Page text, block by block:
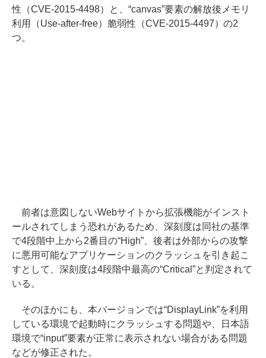
性（CVE-2015-4498）と、“canvas”要素の解放後メモリ
利用（Use-after-free）脆弱性（CVE-2015-4497）の2
つ。
前者は意図しないWebサイトから拡張機能がインスト
ールされてしまう恐れがあるため、深刻度は同社の基準
で4段階中上から2番目の“High”、後者は外部からの攻撃
に悪用可能なアプリケーションのクラッシュを引き起こ
すとして、深刻度は4段階中最高の“Critical”と判定されて
いる。
そのほかにも、本バージョンでは“DisplayLink”を利用
している環境で起動時にクラッシュする問題や、日本語
環境で“input”要素が正常に表示されない場合がある問題
などが修正された。